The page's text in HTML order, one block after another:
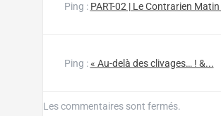
Ping : PART-02 | Le Contrarien
Ping :« Au-delà des clivages… ! &...
Les commentaires sont fermés.